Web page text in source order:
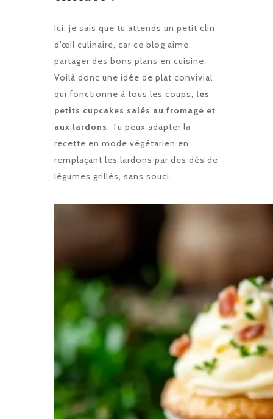
Ici, je sais que tu attends un petit clin
d’œil culinaire, car ce blog aime
partager des bons plans en cuisine.
Voilà donc une idée de plat convivial
qui fonctionne à tous les coups, les
petits cupcakes salés au fromage et
aux lardons. Tu peux adapter la
recette en mode végétarien en
remplaçant les lardons par des dés de
légumes grillés, sans souci.